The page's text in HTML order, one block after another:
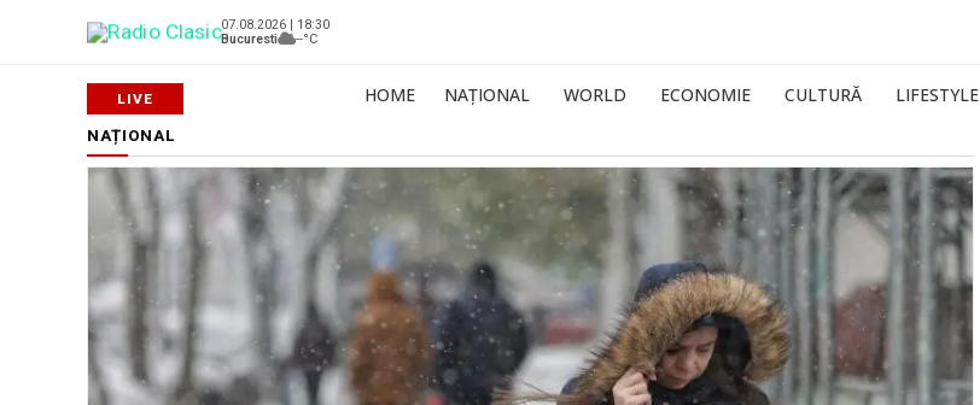
07.08.2026 | 18:30
Bucuresti
--°C
HOME NAȚIONAL WORLD ECONOMIE CULTURĂ LIFESTYLE
NAȚIONAL